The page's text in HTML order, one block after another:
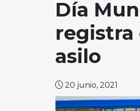
Día
registra
asilo
20 junio, 2021